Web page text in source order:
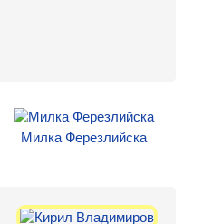
Милка Ферезлийска